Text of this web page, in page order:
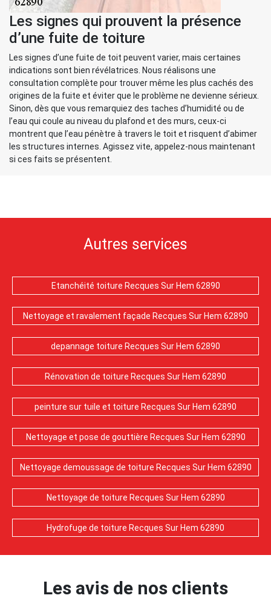
Les signes qui prouvent la présence
d’une fuite de toiture
Les signes d’une fuite de toit peuvent varier, mais certaines
indications sont bien révélatrices. Nous réalisons une
consultation complète pour trouver même les plus cachés des
origines de la fuite et éviter que le problème ne devienne sérieux.
Sinon, dès que vous remarquiez des taches d’humidité ou de
l’eau qui coule au niveau du plafond et des murs, ceux-ci
montrent que l’eau pénètre à travers le toit et risquent d’abimer
les structures internes. Agissez vite, appelez-nous maintenant
si ces faits se présentent.
Autres services
Etanchéité toiture Recques Sur Hem 62890
Nettoyage et ravalement façade Recques Sur Hem 62890
depannage toiture Recques Sur Hem 62890
Rénovation de toiture Recques Sur Hem 62890
peinture sur tuile et toiture Recques Sur Hem 62890
Nettoyage et pose de gouttière Recques Sur Hem 62890
Nettoyage demoussage de toiture Recques Sur Hem 62890
Nettoyage de toiture Recques Sur Hem 62890
Hydrofuge de toiture Recques Sur Hem 62890
Les avis de nos clients